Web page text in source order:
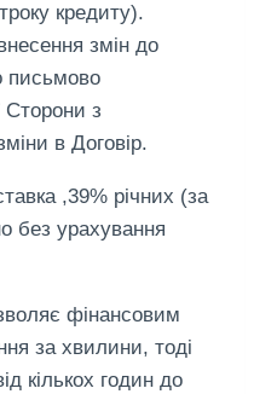
кредиту).
змін до
письмово
Сторони з
в Договір.
,39% річних (за
без урахування
фінансовим
за хвилини, тоді
кількох годин до